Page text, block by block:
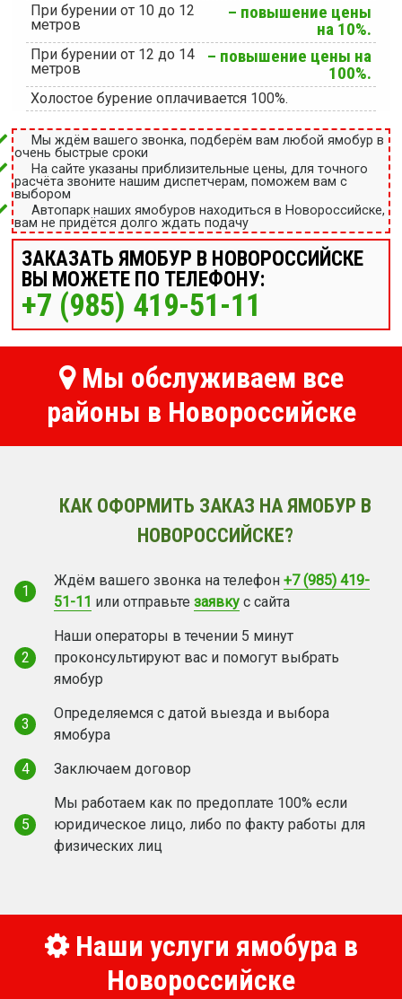
При бурении от 10 до 12
метров
– повышение цены
на 10%.
При бурении от 12 до 14
метров
– повышение цены на
100%.
Холостое бурение оплачивается 100%.
Мы ждём вашего звонка, подберём вам любой ямобур в
очень быстрые сроки
На сайте указаны приблизительные цены, для точного
расчёта звоните нашим диспетчерам, поможем вам с
выбором
Автопарк наших ямобуров находиться в Новороссийске,
вам не придётся долго ждать подачу
ЗАКАЗАТЬ ЯМОБУР В НОВОРОССИЙСКЕ
ВЫ МОЖЕТЕ ПО ТЕЛЕФОНУ:
+7 (985) 419-51-11
Мы обслуживаем все
районы в Новороссийске
КАК ОФОРМИТЬ ЗАКАЗ НА ЯМОБУР В
НОВОРОССИЙСКЕ?
1
Ждём вашего звонка на телефон +7 (985) 419-
51-11 или отправьте заявку с сайта
2
Наши операторы в течении 5 минут
проконсультируют вас и помогут выбрать
ямобур
3
Определяемся с датой выезда и выбора
ямобура
4
Заключаем договор
5
Мы работаем как по предоплате 100% если
юридическое лицо, либо по факту работы для
физических лиц
Наши услуги ямобура в
Новороссийске